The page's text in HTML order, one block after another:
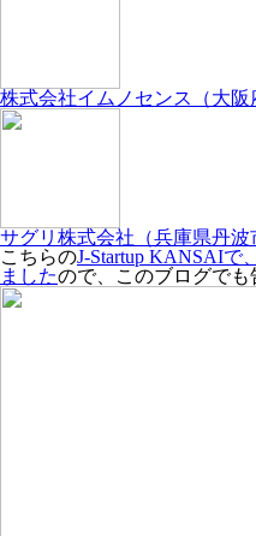
株式会社イムノセンス（大阪
サグリ株式会社（兵庫県丹波
こちらのJ-Startup KANSAIで
ましたので、このブログでも